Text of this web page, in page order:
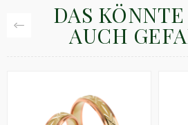
DAS
AUCH